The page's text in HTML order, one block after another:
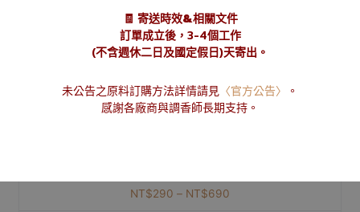
NT$290 – NT$690
🧾 寄送時效&相關文件
訂單成立後，3-4個工作
(不含週休二日及國定假日)天寄出。
未公告之原料訂購方法詳情請見 〈官方公告〉
。
感謝各廠商與調香師長期支持。